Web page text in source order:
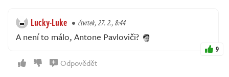
Lucky-Luke čtvrtek, 27. 2., 8:44
A není to málo, Antone Pavloviči?
9
Odpovědět